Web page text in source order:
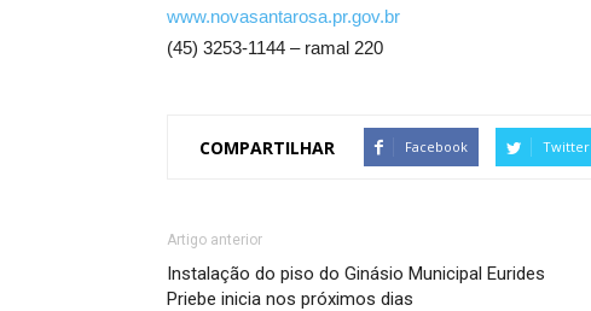
www.novasantarosa.pr.gov.br
(45) 3253-1144 – ramal 220
COMPARTILHAR Facebook Twitter
Artigo anterior
Instalação do piso do Ginásio Municipal Eurides
Priebe inicia nos próximos dias